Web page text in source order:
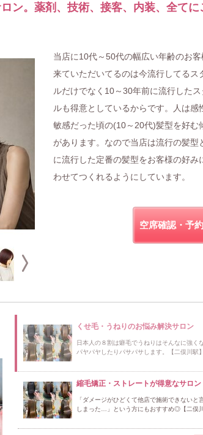
ン。薬剤、技術、接客、内装、全てに
当店に10代～50代の幅広い年齢のお客
来ていただいてるのは今流行してるス
ルだけでなく10～30年前に流行した
ルも得意としているからです。人は感
敏感だった頃の(10～20代)髪型を好む
があります。なので当店は流行の髪型
に流行した定番の髪型をお客様の好み
わせてつくれるようにしています。
空席確認・予
くせ毛・うねりのお悩み解決サロン
日本人の８割は癖毛でうねりはそんなに強く
パヤパヤしたりパサパサします。【二俣川駅
縮毛矯正・ストレートが得意なサロン
「ダメージがひどくて他店で施術できないと
しまった…」という方にもおすすめ◎【二俣